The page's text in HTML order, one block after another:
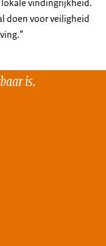
lokale vindingrijkheid.
doen voor veiligheid
is.